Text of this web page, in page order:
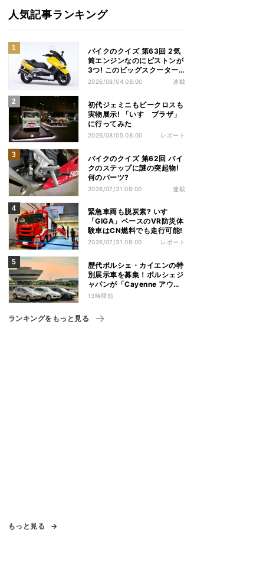
人気記事ランキング
バイクのクイズ 第63回 2気
筒エンジンなのにピストンが
3つ! このビッグスクーター
の名前は?
2026/08/04 08:00 連載
初代ジェミニもビークロスも
実物展示! 「いすゞプラザ」
に行ってみた
2026/08/05 08:00 レポート
バイクのクイズ 第62回 バイ
クのステップに謎の突起物!
何のパーツ?
2026/07/31 08:00 連載
緊急車両も脱炭素? いすゞ
「GIGA」ベースのVR防災体
験車はCN燃料でも走行可能!
2026/07/31 08:00 レポート
歴代ポルシェ・カイエンの特
別展示車を募集！ポルシェジ
ャパンが「Cayenne アウト
ドアイベント & ドライビン
13時間前
ランキングをもっと見る
もっと見る